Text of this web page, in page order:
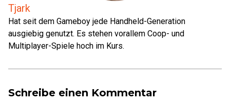
Tjark
Hat seit dem Gameboy jede Handheld-Generation
ausgiebig genutzt. Es stehen vorallem Coop- und
Multiplayer-Spiele hoch im Kurs.
Schreibe einen Kommentar